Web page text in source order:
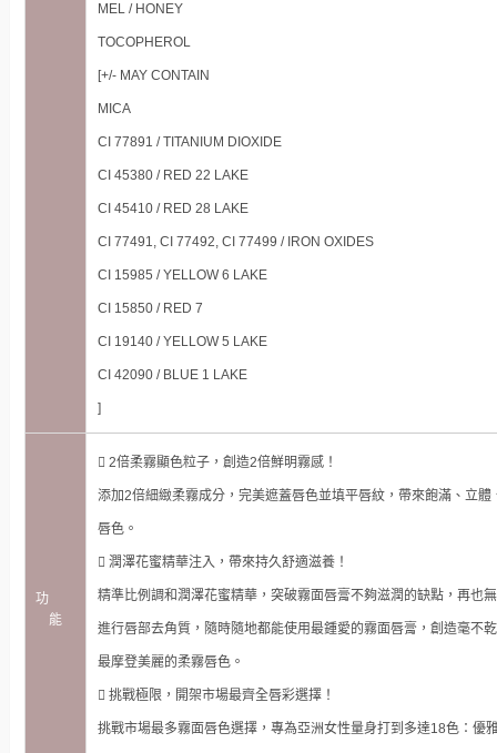
MEL / HONEY
TOCOPHEROL
[+/- MAY CONTAIN
MICA
CI 77891 / TITANIUM DIOXIDE
CI 45380 / RED 22 LAKE
CI 45410 / RED 28 LAKE
CI 77491, CI 77492, CI 77499 / IRON OXIDES
CI 15985 / YELLOW 6 LAKE
CI 15850 / RED 7
CI 19140 / YELLOW 5 LAKE
CI 42090 / BLUE 1 LAKE
]
功
能
 2倍柔霧顯色粒子，創造2倍鮮明霧感！
添加2倍細緻柔霧成分，完美遮蓋唇色並填平唇紋，帶來飽滿、立體
唇色。
 潤澤花蜜精華注入，帶來持久舒適滋養！
精準比例調和潤澤花蜜精華，突破霧面唇膏不夠滋潤的缺點，再也
進行唇部去角質，隨時隨地都能使用最鍾愛的霧面唇膏，創造毫不
最摩登美麗的柔霧唇色。
 挑戰極限，開架市場最齊全唇彩選擇！
挑戰市場最多霧面唇色選擇，專為亞洲女性量身打到多達18色：優